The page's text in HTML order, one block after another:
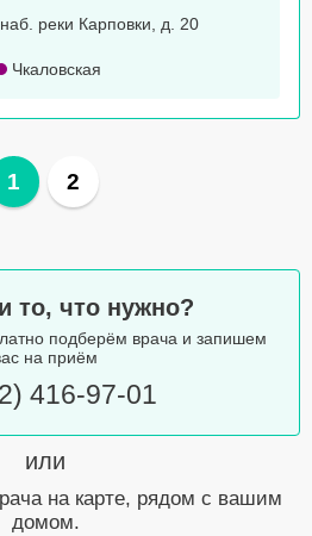
реки Карповки, д. 20
Чкаловская
1 2
то, что нужно?
подберём врача и запишем
на приём
416-97-01
или
на карте, рядом с вашим
домом.